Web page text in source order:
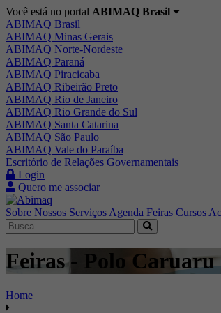
Você está no portal ABIMAQ Brasil
ABIMAQ Brasil
ABIMAQ Minas Gerais
ABIMAQ Norte-Nordeste
ABIMAQ Paraná
ABIMAQ Piracicaba
ABIMAQ Ribeirão Preto
ABIMAQ Rio de Janeiro
ABIMAQ Rio Grande do Sul
ABIMAQ Santa Catarina
ABIMAQ São Paulo
ABIMAQ Vale do Paraíba
Escritório de Relações Governamentais
Login
Quero me associar
Sobre Nossos Serviços Agenda Feiras Cursos
Feiras - Polo
Home